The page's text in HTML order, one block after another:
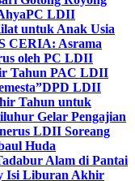
PC LDII
untuk Anak Usia
CERIA: Asrama
oleh PC LDII
Tahun PAC LDII
DPD LDII
Tahun untuk
Gelar Pengajian
LDII Soreang
Huda
Alam di Pantai
Isi Liburan Akhir